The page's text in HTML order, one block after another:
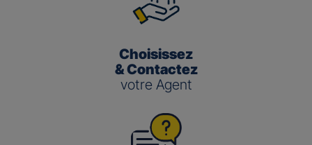
Choisissez
& Contactez
votre Agent